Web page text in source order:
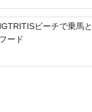
ビーチで乗馬
ード